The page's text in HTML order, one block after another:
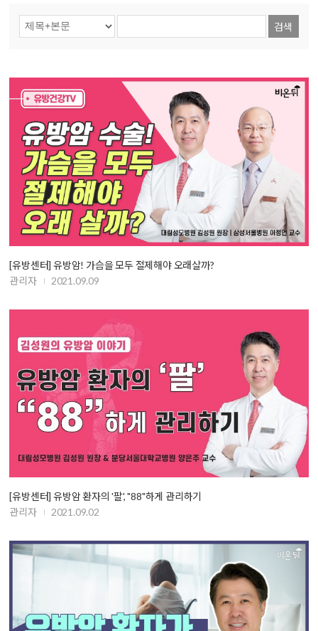
검색
[유방센터] 유방암! 가슴을 모두 절제해야 오래살까?
관리자
2021.09.09
[유방센터] 유방암 환자의 '팔', "88"하게 관리하기
관리자
2021.09.02